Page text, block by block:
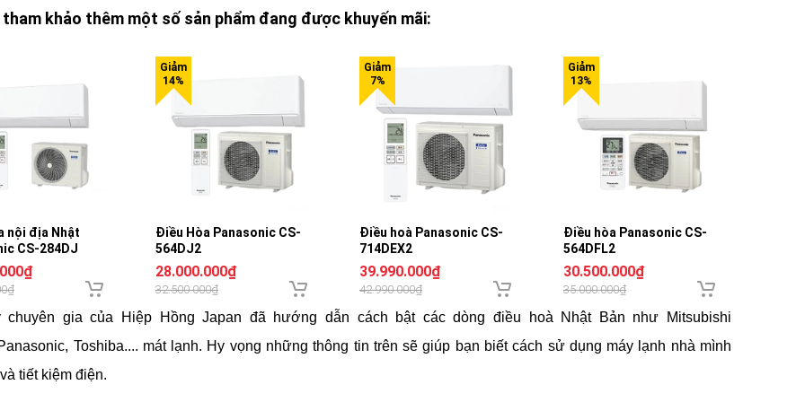
tham khảo thêm một số sản phẩm đang được khuyến mãi:
nội địa Nhật
CS-284DJ
Điều Hòa Panasonic CS-
564DJ2
28.000.000₫
32.500.000₫
Điều hoà Panasonic CS-
714DEX2
39.990.000₫
42.990.000₫
Điều hòa Panasonic CS-
564DFL2
30.500.000₫
35.000.000₫
chuyên gia của Hiệp Hồng Japan đã hướng dẫn cách bật các dòng điều hoà Nhật Bản như Mitsubishi
Toshiba.... mát lạnh. Hy vọng những thông tin trên sẽ giúp bạn biết cách sử dụng máy lạnh nhà mình
tiết kiệm điện.